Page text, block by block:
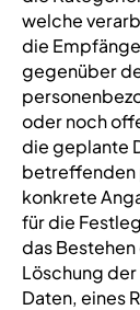
welche
die
gegenüber
oder noch
die geplante
betreffenden
konkrete
für die
das
Löschung
Daten, eines